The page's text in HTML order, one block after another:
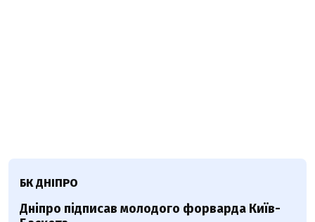
БК ДНІПРО
Дніпро підписав молодого форварда Київ-